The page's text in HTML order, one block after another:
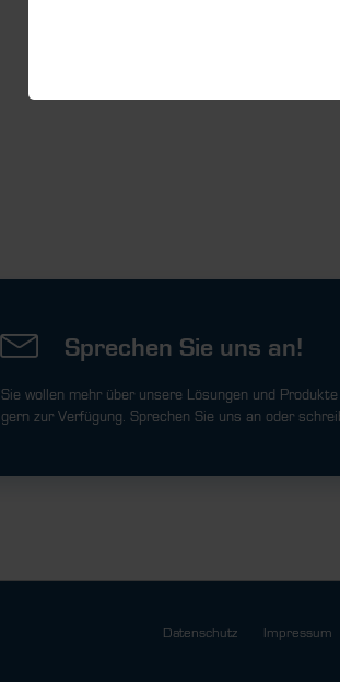
Sprechen Sie uns an!
Sie wollen mehr über unsere Lösungen und
gern zur Verfügung. Sprechen Sie uns an oder
Datenschutz Impressum